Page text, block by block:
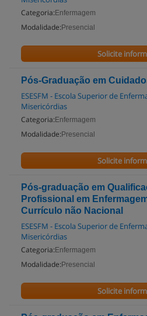
Categoria: Enfermagem
Modalidade: Presencial
Solicite
Pós-Graduação em
ESESFM - Escola Superior de
Misericórdias
Categoria: Enfermagem
Modalidade: Presencial
Solicite
Pós-graduação em
Profissional em
Currículo não Nacional
ESESFM - Escola Superior de
Misericórdias
Categoria: Enfermagem
Modalidade: Presencial
Solicite